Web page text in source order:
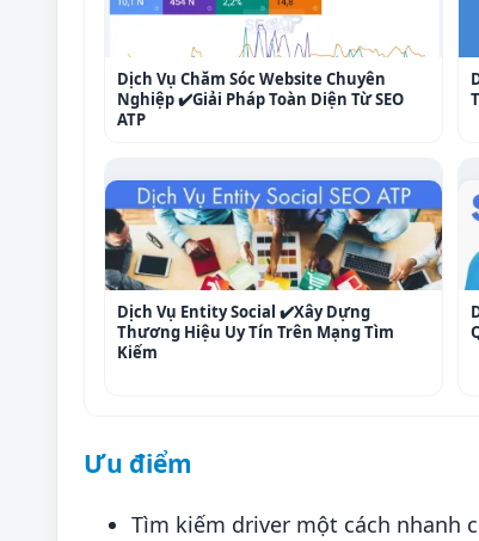
Dịch Vụ Chăm Sóc Website Chuyên
Nghiệp ✔️Giải Pháp Toàn Diện Từ SEO
ATP
Dịch Vụ Entity Social ✔️Xây Dựng
Thương Hiệu Uy Tín Trên Mạng Tìm
Kiếm
Ưu điểm
Tìm kiếm driver một cách nhanh